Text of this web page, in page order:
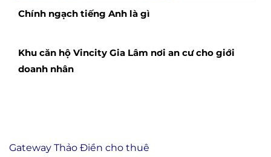
Chính ngạch tiếng Anh là gì
Khu căn hộ Vincity Gia Lâm nơi an cư cho giới
doanh nhân
Gateway Thảo Điền cho thuê